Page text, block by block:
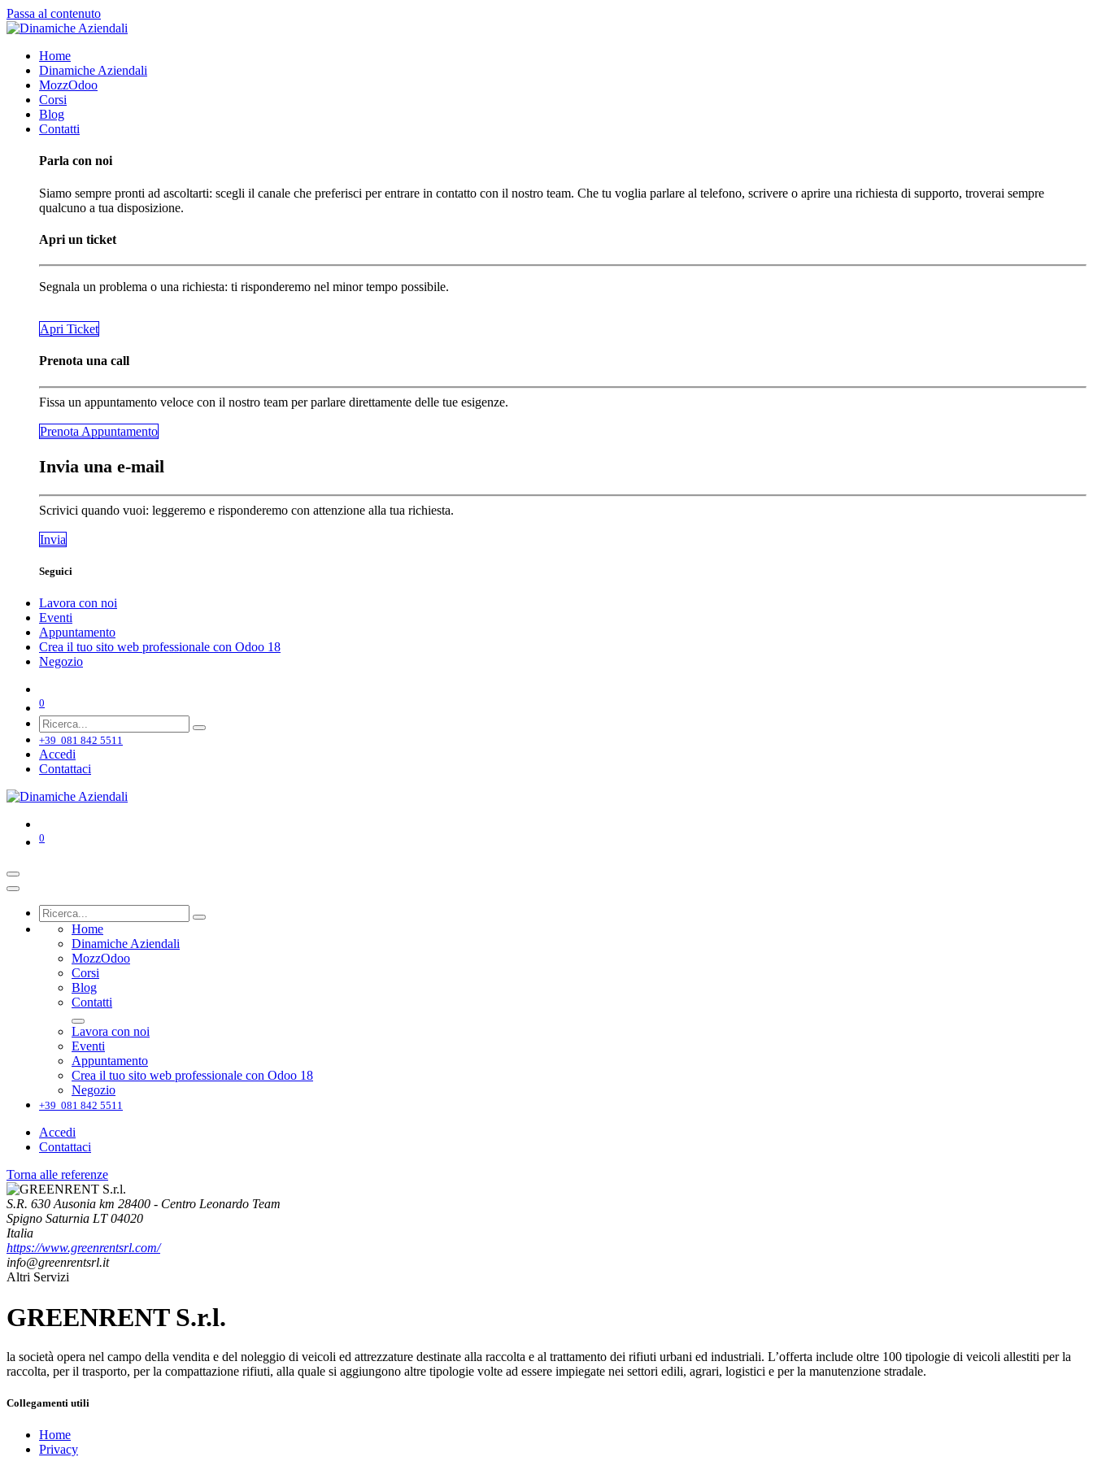
Passa al contenuto
Home
Dinamiche Aziendali
MozzOdoo
Corsi
Blog
Contatti
Parla con noi
Siamo sempre pronti ad ascoltarti: scegli il canale che preferisci per entrare in contatto con il nostro team. Che tu voglia parlare al telefono, scrivere o aprire una richiesta di supporto, troverai sempre
qualcuno a tua disposizione.
Apri un ticket
Segnala un problema o una richiesta: ti risponderemo nel minor tempo possibile.
​​​​Apri Ticket
Prenota una call
Fissa un appuntamento veloce con il nostro team per parlare direttamente delle tue esigenze.
Prenota Appunta​​​​mento
Invia una e-mail
Scrivici quando vuoi: leggeremo e risponderemo con attenzione alla tua richiesta.
Invia
Seguici
Lavora con noi
Eventi
Appuntamento
Crea il tuo sito web professionale con Odoo 18
Negozio
0
+39 081 842 5511
Accedi
Contattaci
0
Home
Dinamiche Aziendali
MozzOdoo
Corsi
Blog
Contatti
Lavora con noi
Eventi
Appuntamento
Crea il tuo sito web professionale con Odoo 18
Negozio
+39 081 842 5511
Accedi
Contattaci
Torna alle referenze
S.R. 630 Ausonia km 28400 - Centro Leonardo Team
Spigno Saturnia LT 04020
Italia
https://www.greenrentsrl.com/
info@greenrentsrl.it
Altri Servizi
GREENRENT S.r.l.
la società opera nel campo della vendita e del noleggio di veicoli ed attrezzature destinate alla raccolta e al trattamento dei rifiuti urbani ed industriali. L’offerta include oltre 100 tipologie di veicoli allestiti per la
raccolta, per il trasporto, per la compattazione rifiuti, alla quale si aggiungono altre tipologie volte ad essere impiegate nei settori edili, agrari, logistici e per la manutenzione stradale.
Collegamenti utili
Home
Privacy